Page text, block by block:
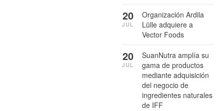
Organización Ardila
Lülle adquiere a
Vector Foods
20
JUL
SuanNutra amplía su
gama de productos
mediante adquisición
del negocio de
ingredientes naturales
de IFF
20
JUL